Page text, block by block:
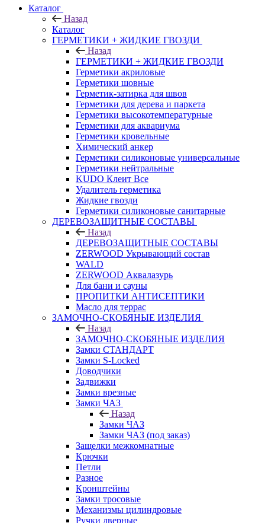
Каталог
Назад
Каталог
ГЕРМЕТИКИ + ЖИДКИЕ ГВОЗДИ
Назад
ГЕРМЕТИКИ + ЖИДКИЕ ГВОЗДИ
Герметики акриловые
Герметики шовные
Герметик-затирка для швов
Герметики для дерева и паркета
Герметики высокотемпературные
Герметики для аквариума
Герметики кровельные
Химический анкер
Герметики силиконовые универсальные
Герметики нейтральные
KUDO Клеит Все
Удалитель герметика
Жидкие гвозди
Герметики силиконовые санитарные
ДЕРЕВОЗАЩИТНЫЕ СОСТАВЫ
Назад
ДЕРЕВОЗАЩИТНЫЕ СОСТАВЫ
ZERWOOD Укрывающий состав
WALD
ZERWOOD Аквалазурь
Для бани и сауны
ПРОПИТКИ АНТИСЕПТИКИ
Масло для террас
ЗАМОЧНО-СКОБЯНЫЕ ИЗДЕЛИЯ
Назад
ЗАМОЧНО-СКОБЯНЫЕ ИЗДЕЛИЯ
Замки СТАНДАРТ
Замки S-Locked
Доводчики
Задвижки
Замки врезные
Замки ЧАЗ
Назад
Замки ЧАЗ
Замки ЧАЗ (под заказ)
Защелки межкомнатные
Крючки
Петли
Разное
Кронштейны
Замки тросовые
Механизмы цилиндровые
Ручки дверные